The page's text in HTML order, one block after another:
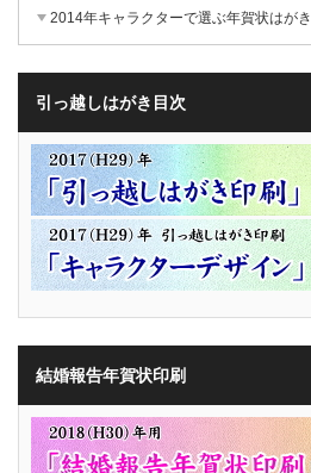
2014年キャラクターで選ぶ年賀状はがき
引っ越しはがき目次
結婚報告年賀状印刷